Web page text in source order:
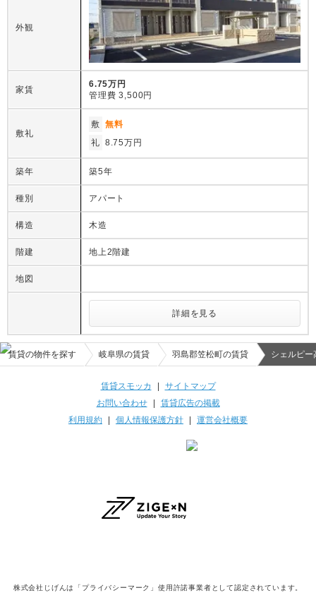
外観
家賃
6.75万円
管理費 3,500円
敷礼
敷 無料
礼 8.75万円
築年 築5年
種別 アパート
構造 木造
階建 地上2階建
地図
詳細を見る
賃貸の物件を探す 岐阜県の賃貸 羽島郡笠松町の賃貸 シェルピー
賃貸スモッカ
サイトマップ
お問い合わせ| 賃貸広告の掲載
利用規約
個人情報保護方針 運営会社概要
株式会社じげんは「プライバシーマーク」使用許諾事業者として認定されています。